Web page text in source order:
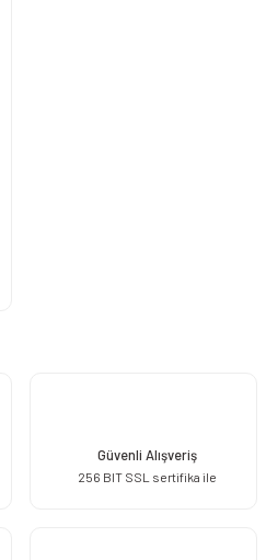
Güvenli Alışveriş
256 BIT SSL sertifika ile